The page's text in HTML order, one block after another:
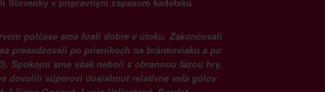
polčase sme hrali dobre v útoku. Zakončovali
presadzovali po prienikoch na bránkovisku a po
Spokojní sme však neboli s obrannou fázou hry,
dovolili súperovi dosiahnuť relatívne veľa gólov